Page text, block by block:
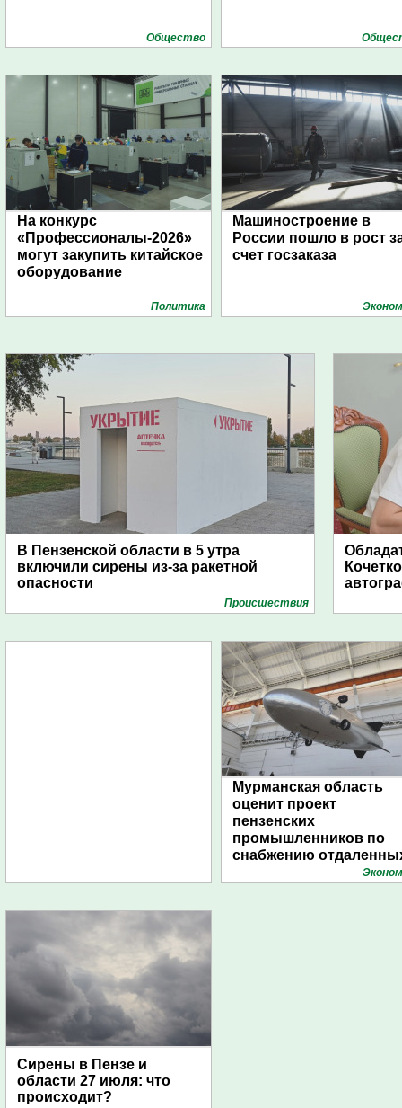
Общество
На конкурс
«Профессионалы-2026»
могут закупить китайское
оборудование
Политика
Машиностроение в
России пошло в рост
счет госзаказа
В Пензенской области в 5 утра
включили сирены из-за ракетной
опасности
Проиcшествия
Мурманская область
оценит проект
пензенских
промышленников по
снабжению
поселений с помощью
Сирены в Пензе и
области 27 июля: что
происходит?